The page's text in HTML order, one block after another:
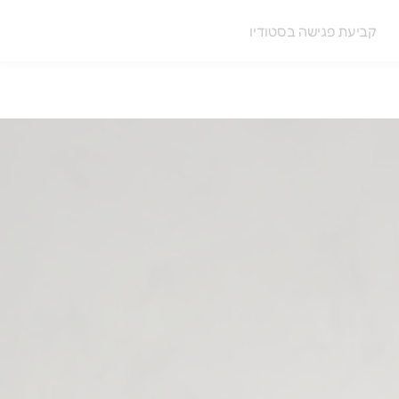
קביעת פגישה בסטודיו